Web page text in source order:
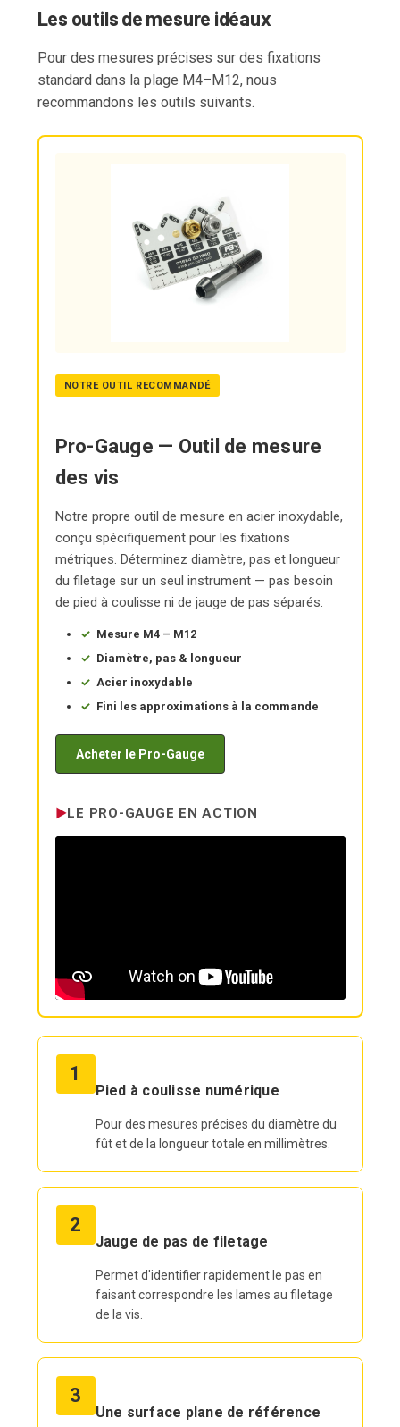
Les outils de mesure idéaux
Pour des mesures précises sur des fixations
standard dans la plage M4–M12, nous
recommandons les outils suivants.
NOTRE OUTIL RECOMMANDÉ
Pro-Gauge — Outil de mesure
des vis
Notre propre outil de mesure en acier inoxydable,
conçu spécifiquement pour les fixations
métriques. Déterminez diamètre, pas et longueur
du filetage sur un seul instrument — pas besoin
de pied à coulisse ni de jauge de pas séparés.
Mesure M4 – M12
Diamètre, pas & longueur
Acier inoxydable
Fini les approximations à la commande
Acheter le Pro-Gauge
LE PRO-GAUGE EN ACTION
1
Pied à coulisse numérique
Pour des mesures précises du diamètre du
fût et de la longueur totale en millimètres.
2
Jauge de pas de filetage
Permet d'identifier rapidement le pas en
faisant correspondre les lames au filetage
de la vis.
3
Une surface plane de référence